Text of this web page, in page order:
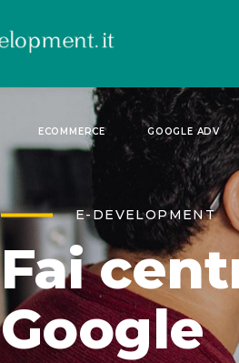
ECOMMERCE GOOGLE ADV
E-DEVELOPMENT
Fai
Google